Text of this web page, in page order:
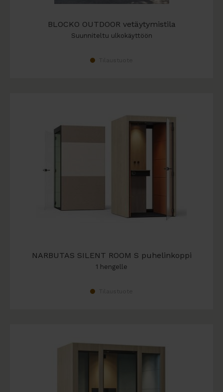
BLOCKO OUTDOOR vetäytymistila
Suunniteltu ulkokäyttöön
NARBUTAS SILENT ROOM S puhelinkoppi
1 hengelle